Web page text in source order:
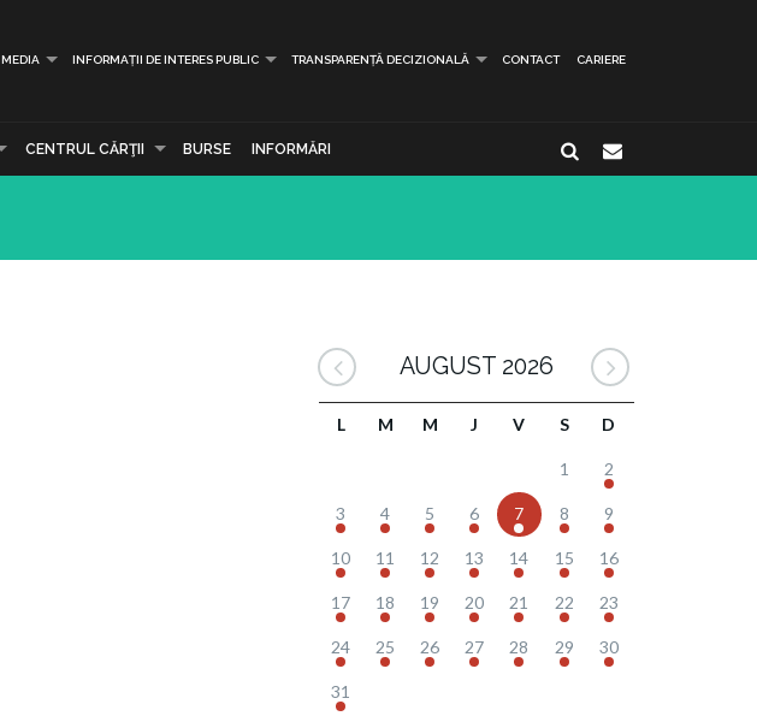
MEDIA INFORMAȚII DE INTERES PUBLIC TRANSPARENȚĂ DECIZIONALĂ CONTACT CARIERE
CENTRUL CĂRŢII BURSE INFORMĂRI
AUGUST 2026
L M M J V S D
1 2
3 4 5 6 7 8 9
10 11 12 13 14 15 16
17 18 19 20 21 22 23
24 25 26 27 28 29 30
31